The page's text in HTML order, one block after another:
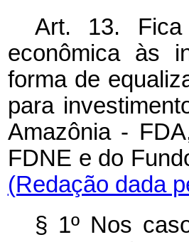
Art. 13. Fica
econômica às
forma de
para
Amazônia -
FDNE e do
(Redação dada
§ 1º Nos